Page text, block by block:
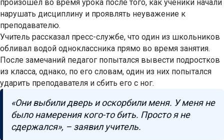
произошел во время урока после того, как ученики начали
нарушать дисциплину и проявлять неуважение к
преподавателю.
Учитель рассказал пресс-службе, что один из школьников
обливал водой одноклассника прямо во время занятия.
После замечаний педагог попытался вывести подростков
из класса, однако, по его словам, один из них попытался
ударить преподавателя и сбить его с ног.
«Они выбили дверь и оскорбили меня. У меня не
было намерения кого-то бить. Просто я не
сдержался», – заявил учитель.